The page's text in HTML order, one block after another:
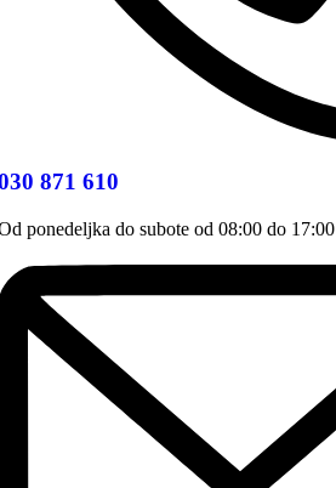
871 610
ponedeljka do subote od 08:00 do 17:00